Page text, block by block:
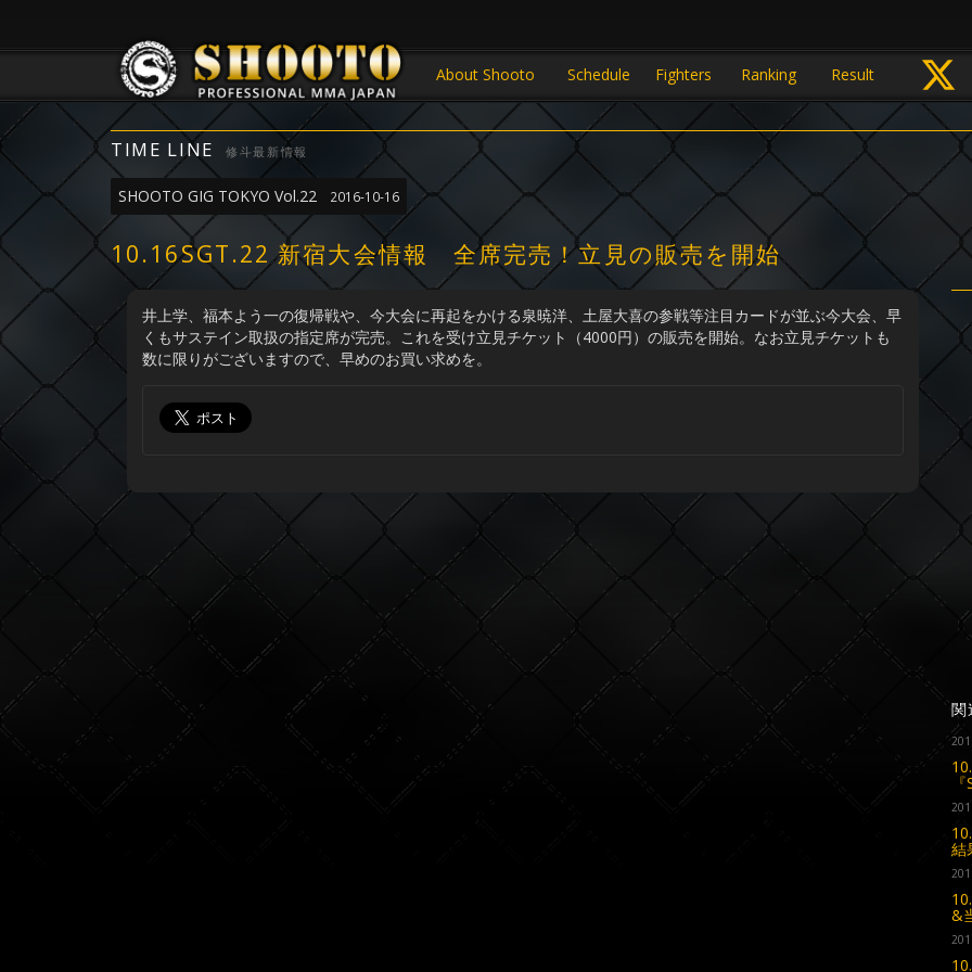
About Shooto Schedule Fighters Ranking Result
TIME LINE 修斗最新情報
SHOOTO GIG TOKYO Vol.22 2016-10-16
10.16SGT.22 新宿大会情報 全席完売！立見の販売を開始
井上学、福本よう一の復帰戦や、今大会に再起をかける泉暁洋、土屋大喜の参戦等注目カードが並ぶ今大会、早
くもサステイン取扱の指定席が完売。これを受け立見チケット（4000円）の販売を開始。なお立見チケットも
数に限りがございますので、早めのお買い求めを。
関
結
&